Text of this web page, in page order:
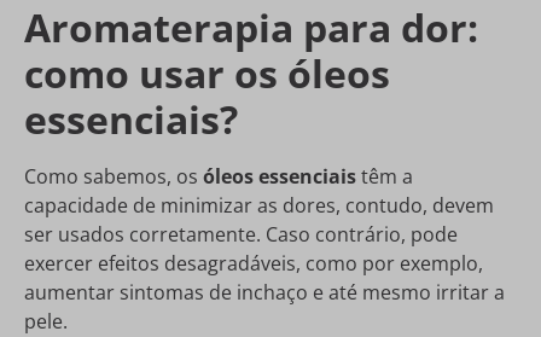
Aromaterapia para dor:
como usar os óleos
essenciais?
Como sabemos, os óleos essenciaistêm a
capacidade de minimizar as dores, contudo, devem
ser usados ​​corretamente. Caso contrário, pode
exercer efeitos desagradáveis, como por exemplo,
aumentar sintomas de inchaço e até mesmo irritar a
pele.